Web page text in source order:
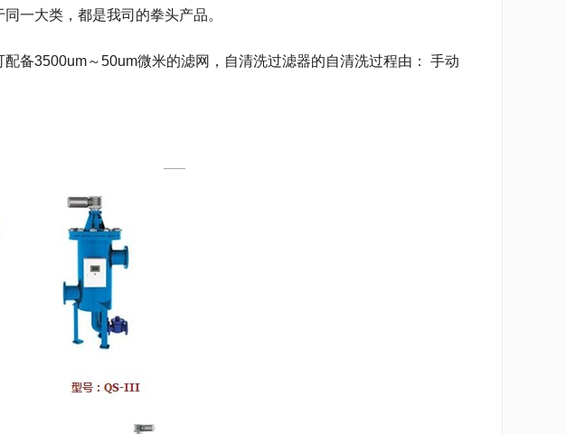
一大类，都是我司的拳头产品。
备3500um～50um微米的滤网，自清洗过滤器的自清洗过程由： 手动